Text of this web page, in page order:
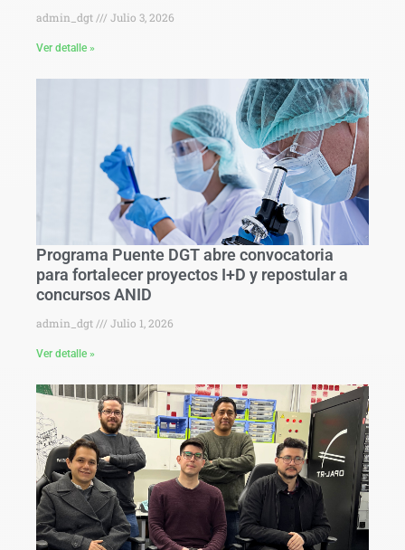
admin_dgt Julio 3, 2026
Ver detalle »
Programa Puente DGT abre convocatoria
para fortalecer proyectos I+D y repostular a
concursos ANID
admin_dgt Julio 1, 2026
Ver detalle »